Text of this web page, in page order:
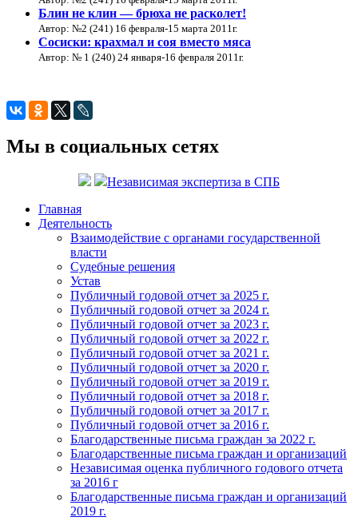
Блин не клин — брюха не расколет!
Автор: №2 (241) 16 февраля-15 марта 2011г.
Сосиски: крахмал и соя вместо мяса
Автор: № 1 (240) 24 января-16 февраля 2011г.
Мы в социальных сетях
Независимая экспертиза в СПБ
Главная
Деятельность
Взаимодействие с органами государственной
власти
Судебные решения
Устав
Публичный годовой отчет за 2025 г.
Публичный годовой отчет за 2024 г.
Публичный годовой отчет за 2023 г.
Публичный годовой отчет за 2022 г.
Публичный годовой отчет за 2021 г.
Публичный годовой отчет за 2020 г.
Публичный годовой отчет за 2019 г.
Публичный годовой отчет за 2018 г.
Публичный годовой отчет за 2017 г.
Публичный годовой отчет за 2016 г.
Благодарственные письма граждан за 2022 г.
Благодарственные письма граждан и организаций
Независимая оценка публичного годового отчета
за 2016 г
Благодарственные письма граждан и организаций
2019 г.